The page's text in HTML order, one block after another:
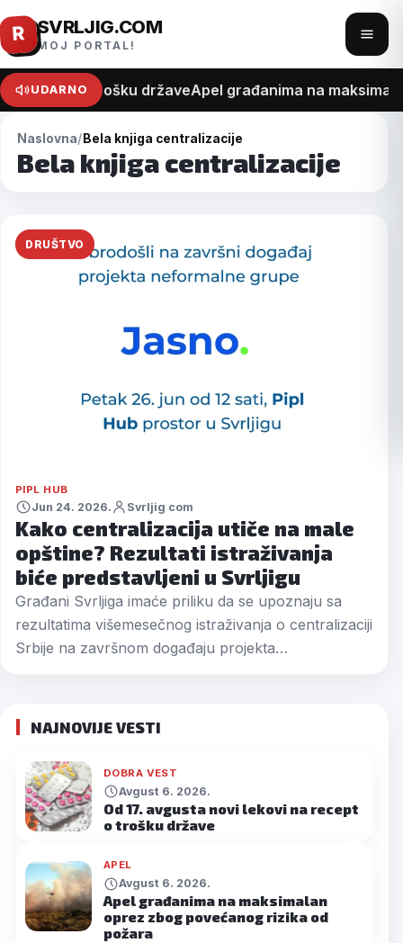
Pređi
na
sadržaj
R SVRLJIG.COM
MOJ PORTAL!
meni
UDARNO
recept o trošku državeApel građanima na
Naslovna Bela knjiga centralizacije
Bela knjiga centralizacije
DRUŠTVO
PIPL HUB
Jun 24. 2026. Svrljig com
Kako centralizacija utiče na male
opštine? Rezultati istraživanja
biće predstavljeni u Svrljigu
Građani Svrljiga imaće priliku da se upoznaju sa
rezultatima višemesečnog istraživanja o centralizaciji
Srbije na završnom događaju projekta…
NAJNOVIJE VESTI
DOBRA VEST
Avgust 6. 2026.
Od 17. avgusta novi lekovi na recept
o trošku države
APEL
Avgust 6. 2026.
Apel građanima na maksimalan
oprez zbog povećanog rizika od
požara